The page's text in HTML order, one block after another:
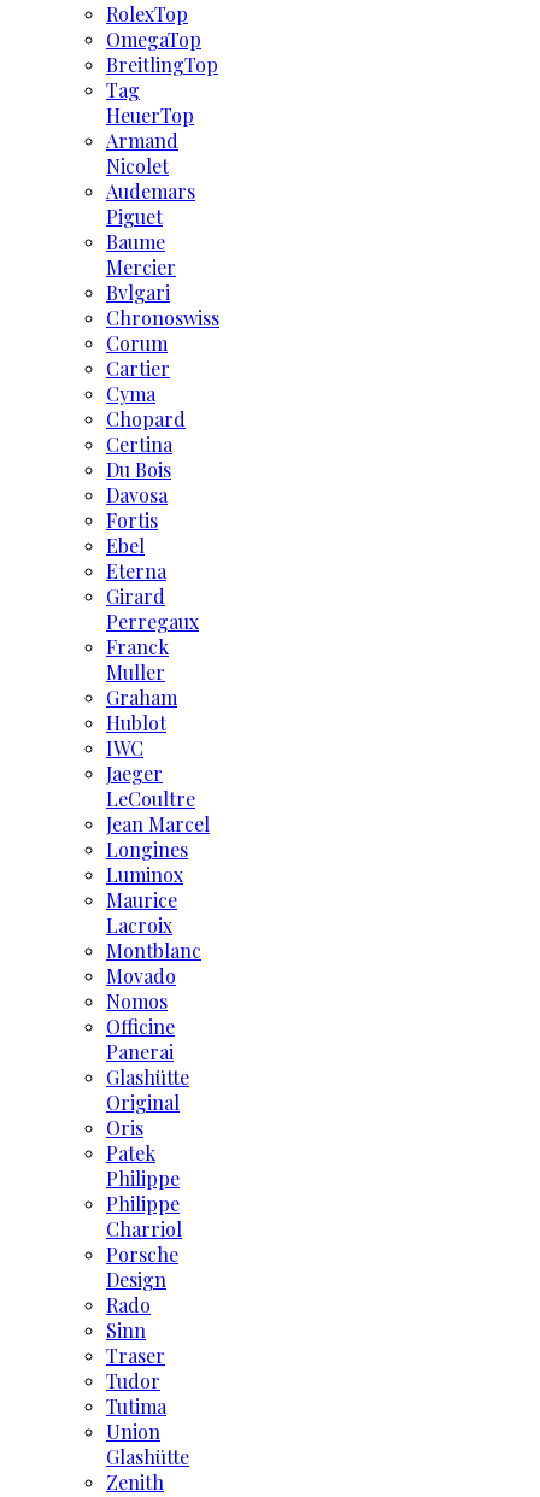
RolexTop
OmegaTop
BreitlingTop
Tag
HeuerTop
Armand
Nicolet
Audemars
Piguet
Baume
Mercier
Bvlgari
Chronoswiss
Corum
Cartier
Cyma
Chopard
Certina
Du Bois
Davosa
Fortis
Ebel
Eterna
Girard
Perregaux
Franck
Muller
Graham
Hublot
IWC
Jaeger
LeCoultre
Jean Marcel
Longines
Luminox
Maurice
Lacroix
Montblanc
Movado
Nomos
Officine
Panerai
Glashütte
Original
Oris
Patek
Philippe
Philippe
Charriol
Porsche
Design
Rado
Sinn
Traser
Tudor
Tutima
Union
Glashütte
Zenith